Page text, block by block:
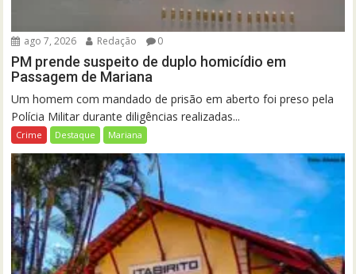
ago 7, 2026 Redação 0
PM prende suspeito de duplo homicídio em
Passagem de Mariana
Um homem com mandado de prisão em aberto foi preso pela
Polícia Militar durante diligências realizadas...
Crime Destaque Mariana